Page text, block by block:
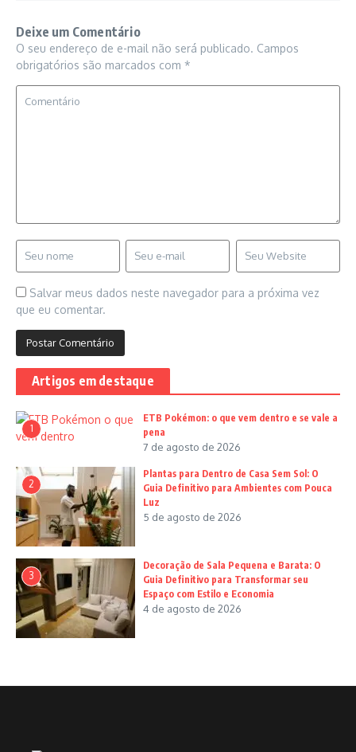
Deixe um Comentário
O seu endereço de e-mail não será publicado. Campos
obrigatórios são marcados com *
Salvar meus dados neste navegador para a próxima vez
que eu comentar.
Artigos em destaque
1
ETB Pokémon: o que vem dentro e se vale a
pena
7 de agosto de 2026
2
Plantas para Dentro de Casa Sem Sol: O
Guia Definitivo para Ambientes com Pouca
Luz
5 de agosto de 2026
3
Decoração de Sala Pequena e Barata: O
Guia Definitivo para Transformar seu
Espaço com Estilo e Economia
4 de agosto de 2026